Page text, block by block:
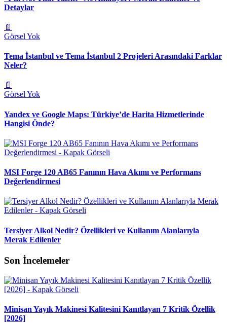
Detaylar
📄
Görsel Yok
Tema İstanbul ve Tema İstanbul 2 Projeleri Arasındaki Farklar
Neler?
📄
Görsel Yok
Yandex ve Google Maps: Türkiye’de Harita Hizmetlerinde
Hangisi Önde?
MSI Forge 120 AB65 Fanının Hava Akımı ve Performans
Değerlendirmesi
Tersiyer Alkol Nedir? Özellikleri ve Kullanım Alanlarıyla
Merak Edilenler
Son İncelemeler
Minisan Yayık Makinesi Kalitesini Kanıtlayan 7 Kritik Özellik
[2026]